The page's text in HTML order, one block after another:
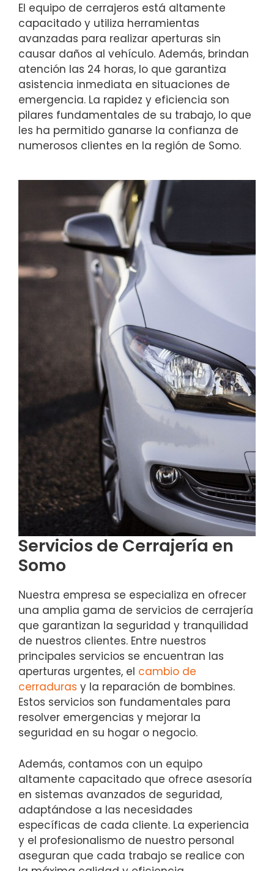
El equipo de cerrajeros está altamente
capacitado y utiliza herramientas
avanzadas para realizar aperturas sin
causar daños al vehículo. Además, brindan
atención las 24 horas, lo que garantiza
asistencia inmediata en situaciones de
emergencia. La rapidez y eficiencia son
pilares fundamentales de su trabajo, lo que
les ha permitido ganarse la confianza de
numerosos clientes en la región de Somo.
Servicios de Cerrajería en
Somo
Nuestra empresa se especializa en ofrecer
una amplia gama de servicios de cerrajería
que garantizan la seguridad y tranquilidad
de nuestros clientes. Entre nuestros
principales servicios se encuentran las
aperturas urgentes, el cambio de
cerraduras y la reparación de bombines.
Estos servicios son fundamentales para
resolver emergencias y mejorar la
seguridad en su hogar o negocio.
Además, contamos con un equipo
altamente capacitado que ofrece asesoría
en sistemas avanzados de seguridad,
adaptándose a las necesidades
específicas de cada cliente. La experiencia
y el profesionalismo de nuestro personal
aseguran que cada trabajo se realice con